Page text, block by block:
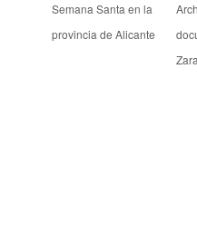
Semana Santa en la
provincia de Alicante